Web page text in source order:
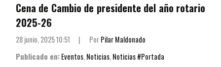
Cena de Cambio de presidente del año rotario
2025-26
28 junio, 2025 10:51 | PorPilar Maldonado
Publicado en:Eventos, Noticias, Noticias #Portada